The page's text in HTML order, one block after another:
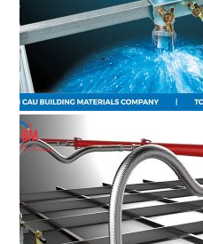
ARMOURSHAKE
CROWNE SLATE
ROYAL ESTATE
ROOF FAST CAP
PHỤ KIỆN
NGÓI THÉP
CLASSIC
HERITAGE
MILANO